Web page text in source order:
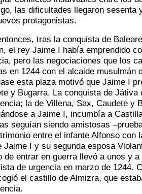
las dificultades llegaron sesenta
protagonistas.
tras la conquista de
el rey Jaime I había emprendido
pero las negociaciones que los
en 1244 con el alcaide musulmán
esta plaza motivó que Jaime I
y Bugarra. La conquista de Játiva
la de Villena, Sax, Caudete y
a Jaime I, incumbía a
seguían siendo amistosas
entre el infante Alfonso con
Jaime I y su segunda esposa
de entrar en guerra llevó a unos y
de urgencia en marzo de 1244.
el castillo de Almizra, que